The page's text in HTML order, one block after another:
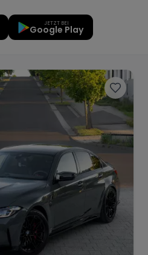
Ferrari
Jaguar
Dodge
JETZT BEI
Google Play